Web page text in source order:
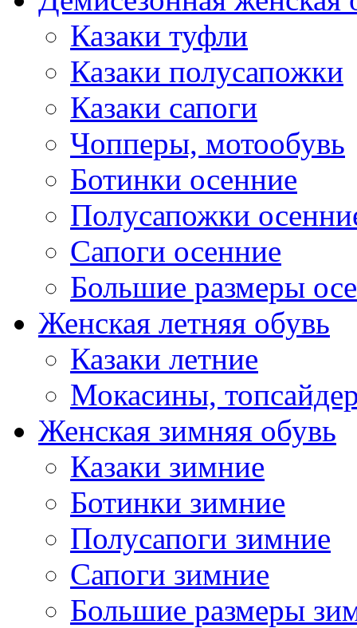
Казаки туфли
Казаки полусапожки
Казаки сапоги
Чопперы, мотообувь
Ботинки осенние
Полусапожки
Сапоги осенние
Большие размеры
Женская летняя обувь
Казаки летние
Мокасины,
Женская зимняя обувь
Казаки зимние
Ботинки зимние
Полусапоги зимние
Сапоги зимние
Большие размеры